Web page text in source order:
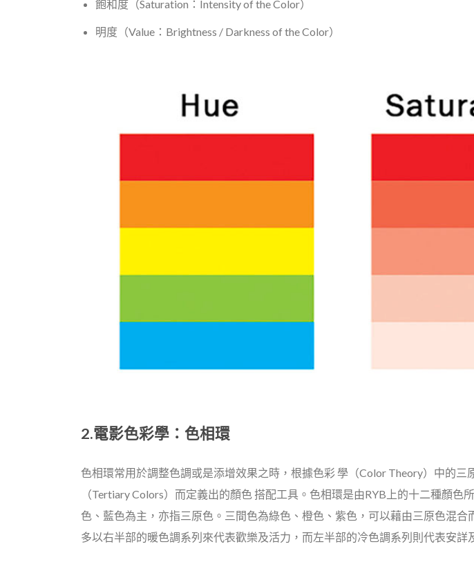
飽和度（Saturation：Intensity of the Color）
明度（Value：Brightness / Darkness of the Color）
2.電影色彩學 ： 色相環
色相環常用於調整色調或是添增效果之時，根據色彩 學（Color Theory）中的
（Tertiary Colors）而定義出的顏色 搭配工具。色相環是由RYB上的十二種顏
色、藍色為主，亦指三原色。三間色為綠色、橙色、紫色，可以藉由三原色混
多以右半部的暖色調系列來代表歡樂及活力，而左半部的冷色調系列則代表安